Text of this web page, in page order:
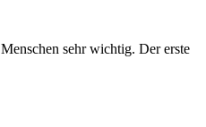
sehr wichtig. Der erste